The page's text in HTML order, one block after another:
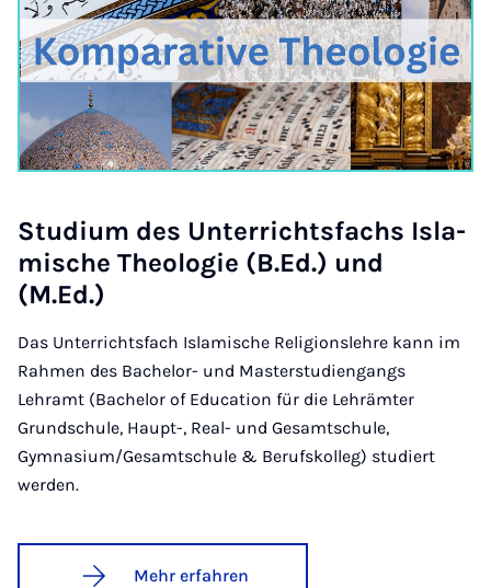
Stu­di­um des Un­ter­richts­fachs Is­la­
mi­sche Theo­lo­gie (B.Ed.) und
(M.Ed.)
Das Unterrichtsfach Islamische Religionslehre kann im
Rahmen des Bachelor- und Masterstudiengangs
Lehramt (Bachelor of Education für die Lehrämter
Grundschule, Haupt-, Real- und Gesamtschule,
Gymnasium/Gesamtschule & Berufskolleg) studiert
werden.
Mehr erfahren